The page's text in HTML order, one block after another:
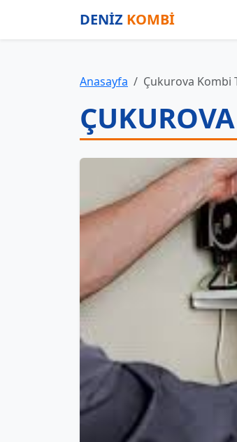
DENİZ KOMBİ
Anasayfa Çukurova Kombi